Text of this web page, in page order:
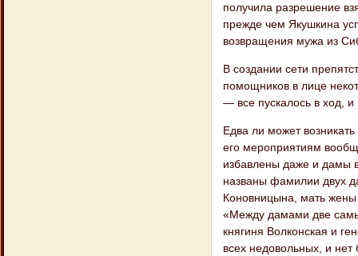
получила разрешение
прежде чем Якушкина
возвращения мужа из
В создании сети
помощников в лице
— все пускалось в ход,
Едва ли может
его мероприятиям
избавлены даже и дамы
названы фамилии двух
Коновницына, мать жены
«Между дамами две
княгиня Волконская и
всех недовольных, и нет